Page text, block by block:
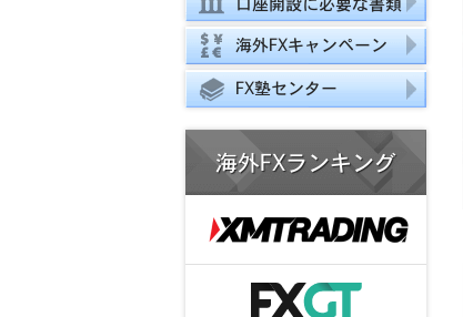
海外FXキャンペーン
FX塾センター
海外FXランキング